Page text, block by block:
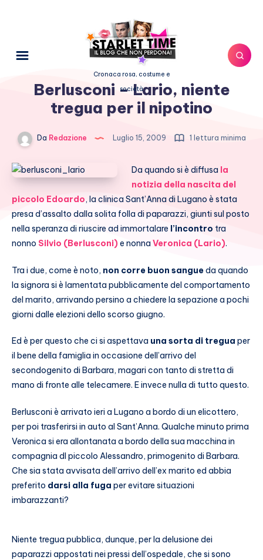
Cronaca rosa, costume e
società
Berlusconi – Lario, niente
tregua per il nipotino
Da Redazione Luglio 15, 2009 1 lettura minima
Da quando si è diffusa la
notizia della nascita del
piccolo Edoardo, la clinica Sant’Anna di Lugano è stata
presa d’assalto dalla solita folla di paparazzi, giunti sul posto
nella speranza di riuscire ad immortalare l’incontro tra
nonno Silvio (Berlusconi)e nonna Veronica (Lario).
Tra i due, come è noto, non corre buon sangueda quando
la signora si è lamentata pubblicamente del comportamento
del marito, arrivando persino a chiedere la sepazione a pochi
giorni dalle elezioni dello scorso giugno.
Ed è per questo che ci si aspettava una sorta di tregua per
il bene della famiglia in occasione dell’arrivo del
secondogenito di Barbara, magari con tanto di stretta di
mano di fronte alle telecamere. E invece nulla di tutto questo.
Berlusconi è arrivato ieri a Lugano a bordo di un elicottero,
per poi trasferirsi in auto al Sant’Anna. Qualche minuto prima
Veronica si era allontanata a bordo della sua macchina in
compagnia dl piccolo Alessandro, primogenito di Barbara.
Che sia stata avvisata dell’arrivo dell’ex marito ed abbia
preferito darsi alla fuga per evitare situazioni
imbarazzanti?
Niente tregua pubblica, dunque, per la delusione dei
paparazzi appostati nei pressi dell’ospedale, che si sono